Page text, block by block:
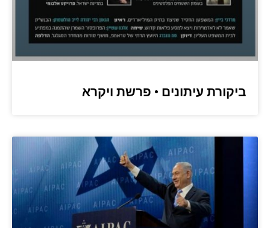
ביקורת עיתונים • פרשת ויקרא